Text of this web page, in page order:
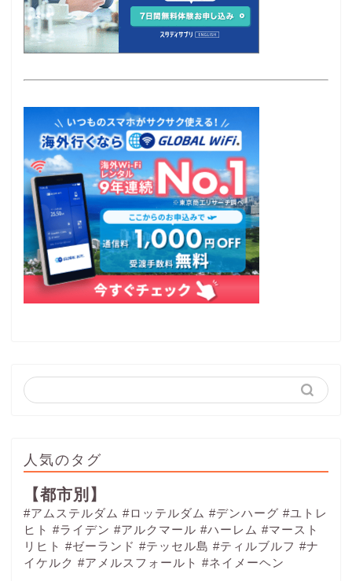
人気のタグ
【都市別】
#アムステルダム #ロッテルダム #デンハーグ #ユトレ
ヒト #ライデン #アルクマール #ハーレム #マースト
リヒト #ゼーランド #テッセル島 #ティルブルフ #ナ
イケルク #アメルスフォールト #ネイメーヘン